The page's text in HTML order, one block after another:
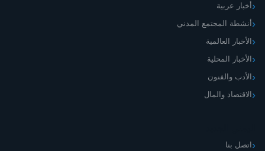
أخبار عربية
أنشطة المجتمع المدني
الأخبار العالمية
الأخبار المحلية
الأدب والفنون
الاقتصاد والمال
اتصل بنا